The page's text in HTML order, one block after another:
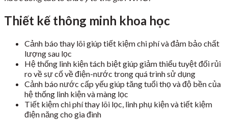
Thiết kế thông minh khoa học
Cảnh báo thay lõi giúp tiết kiệm chi phí và đảm bảo chất
lượng sau lọc
Hệ thống linh kiện tách biệt giúp giảm thiểu tuyệt đối rủi
ro về sự cố về điện-nước trong quá trình sử dụng
Cảnh báo nước cấp yếu giúp tăng tuổi thọ và độ bền của
hệ thống linh kiện và màng lọc
Tiết kiệm chi phí thay lõi lọc, linh phụ kiện và tiết kiệm
điện năng cho gia đình